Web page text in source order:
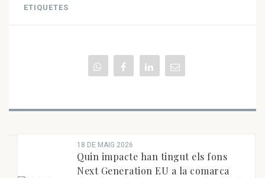
ETIQUETES
RECENTS
18 DE MAIG 2026
Quin impacte han tingut els fons
Next Generation EU a la comarca